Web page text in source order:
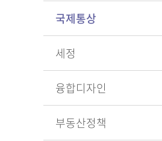
국제통상
세정
융합디자인
부동산정책